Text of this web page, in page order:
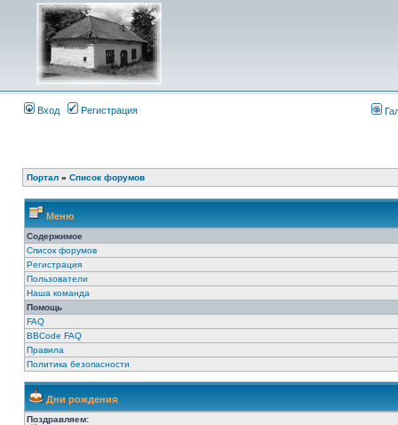
Вход Регистрация
Портал » Список форумов
Меню
Содержимое
Список форумов
Регистрация
Пользователи
Наша команда
Помощь
FAQ
BBCode FAQ
Правила
Политика безопасности
Дни рождения
Поздравляем: